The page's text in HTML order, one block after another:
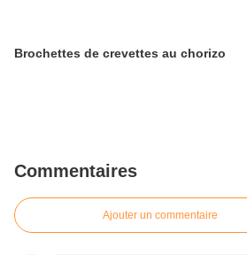
Brochettes de crevettes au chorizo
Commentaires
Ajouter un commentaire